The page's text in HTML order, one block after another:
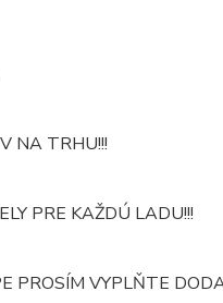
NA TRHU!!!
PRE KAŽDÚ LADU!!!
PROSÍM VYPLŇTE